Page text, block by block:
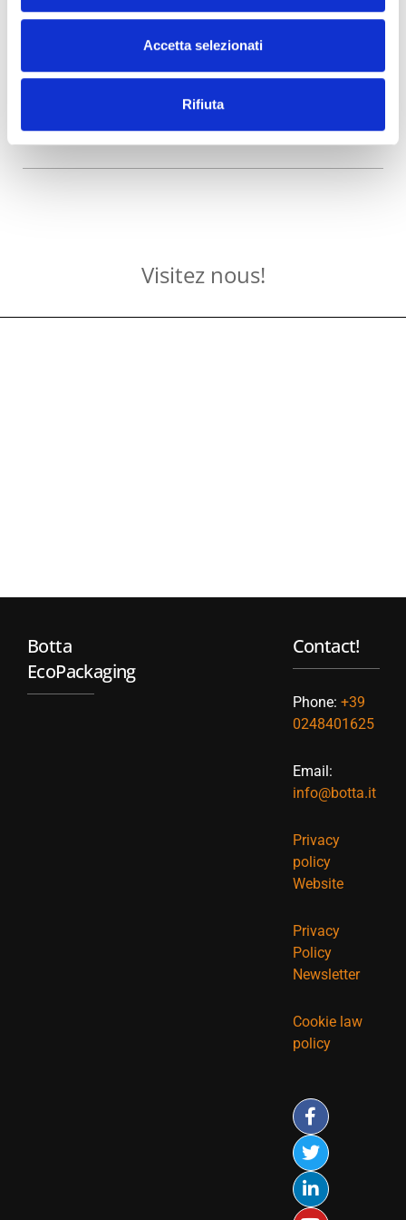
Accetta selezionati
Rifiuta
Visitez nous!
Botta
EcoPackaging
Contact!
Phone: +39
0248401625
Email:
info@botta.it
Privacy
policy
Website
Privacy
Policy
Newsletter
Cookie law
policy